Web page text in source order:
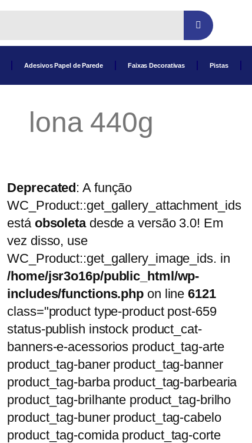
Adesivos Papel de Parede Faixas Decorativas Pistas
lona 440g
Deprecated: A função
WC_Product::get_gallery_attachment_ids
está obsoletadesde a versão 3.0! Em
vez disso, use
WC_Product::get_gallery_image_ids. in
/home/jsr3o16p/public_html/wp-
includes/functions.php on line6121
class="product type-product post-659
status-publish instock product_cat-
banners-e-acessorios product_tag-arte
product_tag-baner product_tag-banner
product_tag-barba product_tag-barbearia
product_tag-brilhante product_tag-brilho
product_tag-buner product_tag-cabelo
product_tag-comida product_tag-corte